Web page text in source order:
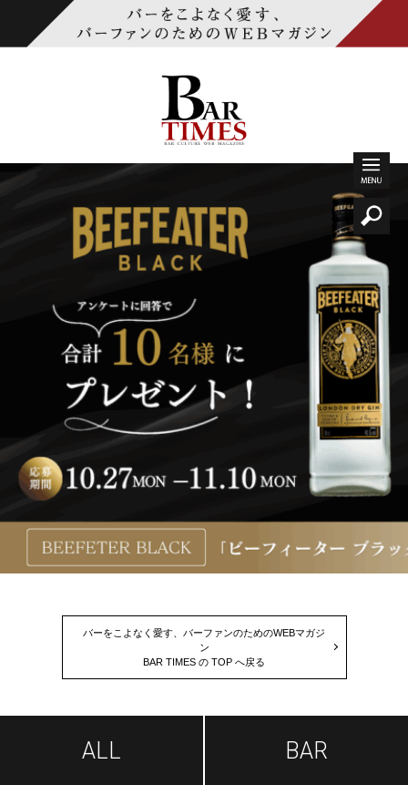
バーをこよなく愛す、バーファンのためのWEBマガジ
ン
BAR TIMES の TOP へ戻る
ALL BAR